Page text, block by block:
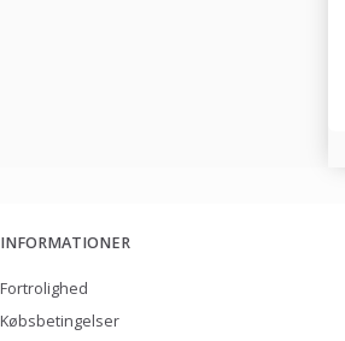
INFORMATIONER
Fortrolighed
Købsbetingelser